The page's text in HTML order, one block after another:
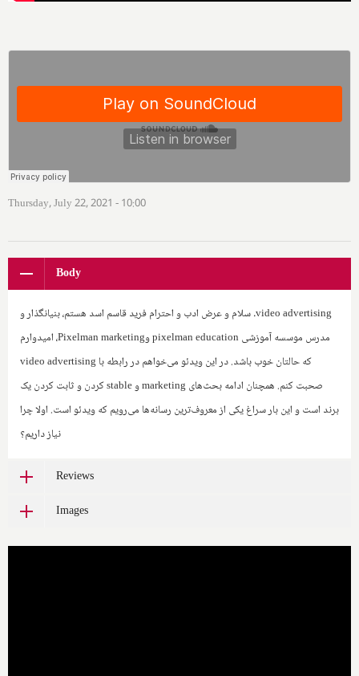
Thursday, July 22, 2021 - 10:00
Body
video advertising. سلام و عرض ادب و احترام فرید قاسم اسد هستم، بنیانگذار و
مدرس موسسه آموزشی pixelman educationو‌Pixelman marketing، امیدوارم
که حالتان خوب باشد. در این ویدئو می‌خواهم در رابطه باvideo advertising
صحبت کنم. همچنان ادامه بحث‌هایmarketingوstableکردن و ثابت کردن یک
برند است و این بار سراغ یکی از معروف‌ترین رسانه‌ها می‌رویم که ویدئو است. اولا چرا
نیاز داریم؟
Reviews
Images